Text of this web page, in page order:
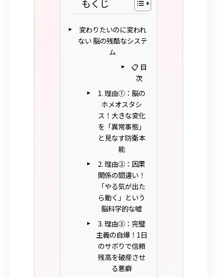
もくじ
変わりたいのに変われ
ない 脳の残酷なシステ
ム
📋 目
次
1. 理由①：脳の
ホメオスタシ
ス！大きな変化
を「異常事態」
と見なす防衛本
能
2. 理由②：因果
関係の間違い！
「やる気が出た
ら動く」という
脳科学的な嘘
3. 理由③：完璧
主義の自爆！1日
のサボりで信頼
残高を破産させ
る悪癖